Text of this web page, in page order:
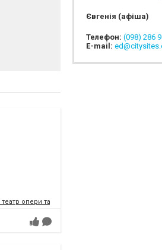
опери та балету імені Соломії
Євгенія (афіша)
Телефон: (098) 286
E-mail: